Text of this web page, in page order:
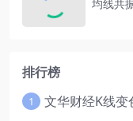
均线共
排行榜
1